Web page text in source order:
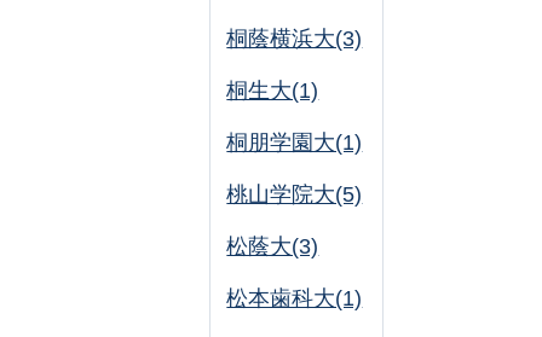
桐蔭横浜大(3)
桐生大(1)
桐朋学園大(1)
桃山学院大(5)
松蔭大(3)
松本歯科大(1)